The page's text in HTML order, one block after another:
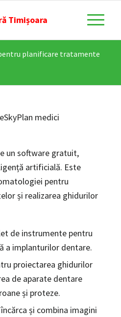
planificare tratamente
un software gratuit,
artificială. Este
pentru
și realizarea ghidurilor
de instrumente pentru
a implanturilor dentare.
proiectarea ghidurilor
de aparate dentare
și proteze.
și combina imagini